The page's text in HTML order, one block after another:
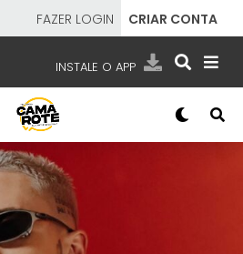
FAZER LOGIN CRIAR CONTA
INSTALE O APP